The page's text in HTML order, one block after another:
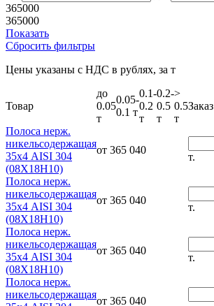
365000
365000
Показать
Сбросить фильтры
Цены указаны с НДС в рублях, за т
Товар
до
0.05
т
0.05-
0.1 т
0.1-
0.2
т
0.2-
0.5
т
>
0.5
т
Заказ
Полоса нерж.
никельсодержащая
35х4 AISI 304
(08Х18Н10)
от 365 040
т.
Полоса нерж.
никельсодержащая
35х4 AISI 304
(08Х18Н10)
от 365 040
т.
Полоса нерж.
никельсодержащая
35х4 AISI 304
(08Х18Н10)
от 365 040
т.
Полоса нерж.
никельсодержащая
от 365 040